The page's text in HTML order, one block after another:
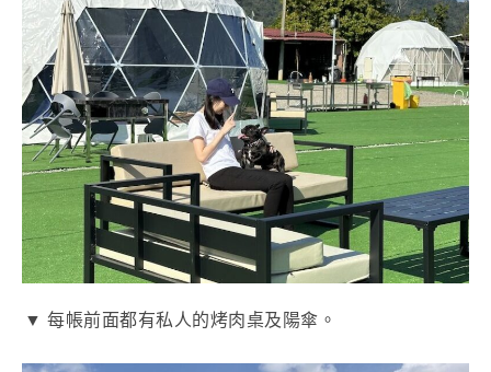
▼ 每帳前面都有私人的烤肉桌及陽傘。